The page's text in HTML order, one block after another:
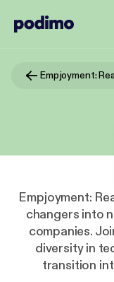
Empjoyment:
changers into
companies.
diversity in
transition